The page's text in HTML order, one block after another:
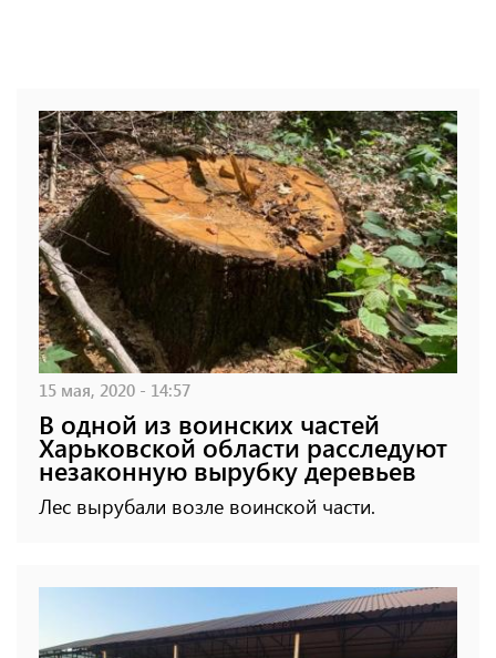
15 мая, 2020 - 14:57
В одной из воинских частей
Харьковской области расследуют
незаконную вырубку деревьев
Лес вырубали возле воинской части.